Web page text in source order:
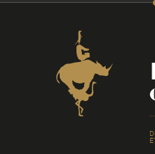
Coordonnées